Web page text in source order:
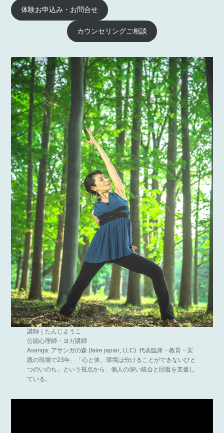
体験お申込み・お問合せ
カウンセリングご相談
講師｜たんじようこ
公認心理師・ヨガ講師
Asanga: アサンガの森 (faire japan, LLC) 代表臨床・教育・実
践の現場で23年、「心と体、環境は分けることができないひと
つのいのち」という視点から、個人の深い統合と回復を支援し
ている。